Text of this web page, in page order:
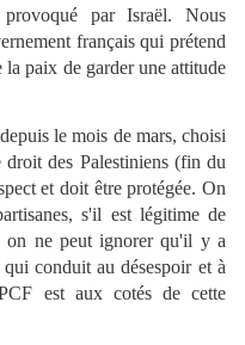
provoqué par Israël. Nous
français qui prétend
paix de garder une attitude
le mois de mars, choisi
des Palestiniens (fin du
et doit être protégée. On
s'il est légitime de
on ne peut ignorer qu'il y a
conduit au désespoir et à
est aux cotés de cette